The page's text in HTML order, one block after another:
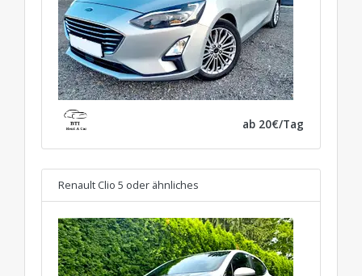
ab 20€/Tag
Renault Clio 5 oder ähnliches